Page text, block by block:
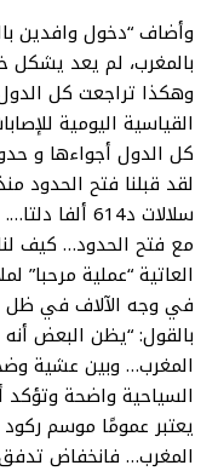
وأضاف “دخول وافدين
بالمغرب، لم يعد يشكل
وهكذا تراجعت كل
القياسية اليومية
كل الدول أجواءها و
سلالات د614
مع فتح الحدود… كيف
العاتية “عملية مرحبا”
في وجه الآلاف في ظل
بالقول: “يظن البعض
المغرب… وبين عشية
السياحية واضحة وتؤكد
يعتبر عمومًا موسم
المغرب… فانخفاض